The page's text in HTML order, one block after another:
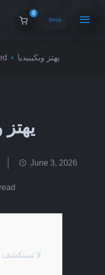
0
Shop
يهتز ويكيبيديا
يهتز
June 3, 2026